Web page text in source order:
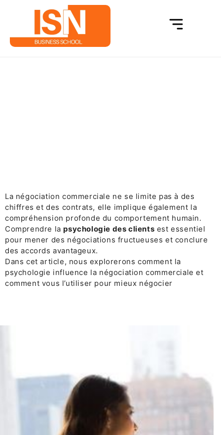
La négociation commerciale ne se limite pas à des
chiffres et des contrats, elle implique également la
compréhension profonde du comportement humain.
Comprendre lapsychologie des clients est essentiel
pour mener des négociations fructueuses et conclure
des accords avantageux.
Dans cet article, nous explorerons comment la
psychologie influence la négociation commerciale et
comment vous l’utiliser pour mieux négocier